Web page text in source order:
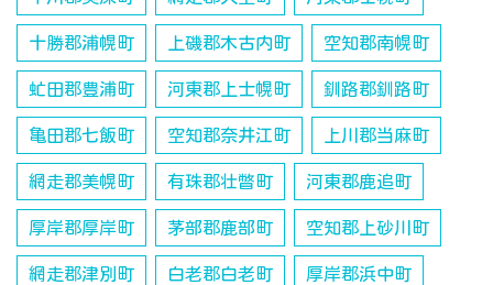
十勝郡浦幌町 上磯郡木古内町 空知郡南幌町
虻田郡豊浦町 河東郡上士幌町 釧路郡釧路町
亀田郡七飯町 空知郡奈井江町 上川郡当麻町
網走郡美幌町 有珠郡壮瞥町 河東郡鹿追町
厚岸郡厚岸町 茅部郡鹿部町 空知郡上砂川町
網走郡津別町 白老郡白老町 厚岸郡浜中町